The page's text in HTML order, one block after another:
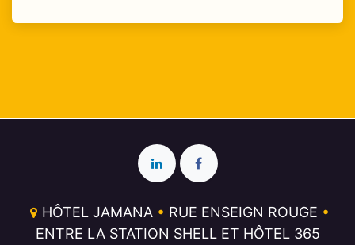
HÔTEL JAMANA • RUE ENSEIGN ROUGE •
ENTRE LA STATION SHELL ET HÔTEL 365